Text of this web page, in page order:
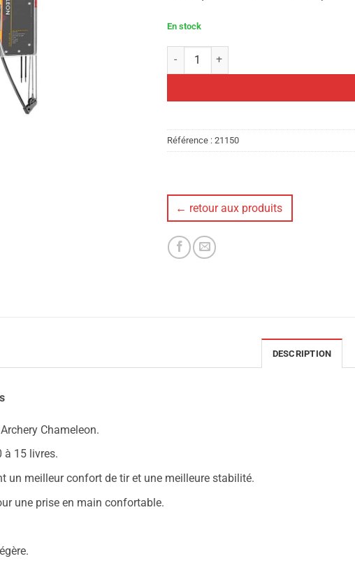
En stock
quantité de ARC EK CHAMELEON JUNIOR
Référence : 21150
← retour aux produits
DESCRIPTION
Chameleon.
à 15 livres.
un meilleur confort de tir et une meilleure stabilité.
une prise en main confortable.